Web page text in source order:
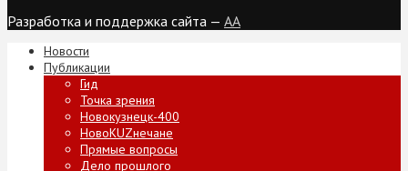
Разработка и поддержка сайта — AA
Новости
Публикации
Гид
Точка зрения
Новокузнецк-400
НовоKUZнечане
Прямые вопросы
Дело прошлого